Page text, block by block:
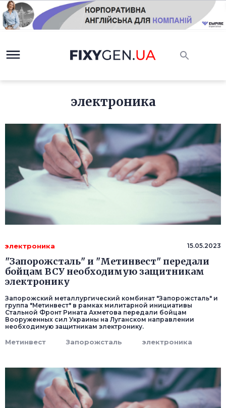
электроника
электроника 15.05.2023
"Запорожсталь" и "Метинвест" передали
бойцам ВСУ необходимую защитникам
электронику
Запорожский металлургический комбинат "Запорожсталь" и
группа "Метинвест" в рамках милитарной инициативы
Стальной Фронт Рината Ахметова передали бойцам
Вооруженных сил Украины на Луганском направлении
необходимую защитникам электронику.
Метинвест Запорожсталь электроника